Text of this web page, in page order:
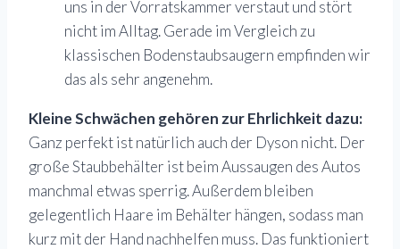
uns in der Vorratskammer verstaut und stört
nicht im Alltag. Gerade im Vergleich zu
klassischen Bodenstaubsaugern empfinden wir
das als sehr angenehm.
Kleine Schwächen gehören zur Ehrlichkeit dazu:
Ganz perfekt ist natürlich auch der Dyson nicht. Der
große Staubbehälter ist beim Aussaugen des Autos
manchmal etwas sperrig. Außerdem bleiben
gelegentlich Haare im Behälter hängen, sodass man
kurz mit der Hand nachhelfen muss. Das funktioniert